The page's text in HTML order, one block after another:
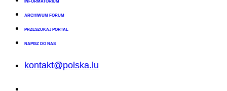
INFORMATORIUM
ARCHIWUM FORUM
PRZESZUKAJ PORTAL
NAPISZ DO NAS
kontakt@polska.lu